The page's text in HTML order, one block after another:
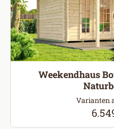
Weekendhaus
Varianten